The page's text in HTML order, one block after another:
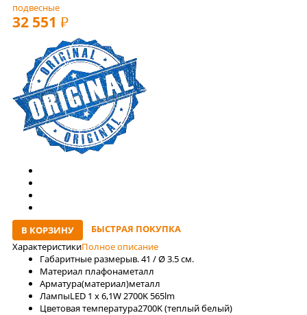
подвесные
32 551 РУБ
В КОРЗИНУ
БЫСТРАЯ ПОКУПКА
ХарактеристикиПолное описание
Габаритные размерыв. 41 / Ø 3.5 см.
Материал плафонаметалл
Арматура(материал)металл
ЛaмпыLED 1 x 6,1W 2700K 565lm
Цветовая температура2700K (теплый белый)